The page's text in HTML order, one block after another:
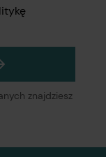
znajdziesz